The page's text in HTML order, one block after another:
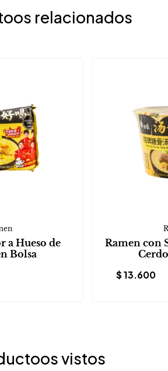
relacionados
a Hueso de
Bolsa
Ramen con
$13.600
vistos